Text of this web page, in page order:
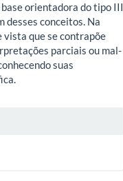
orientadora do tipo III
desses conceitos. Na
vista que se contrapõe
parciais ou mal-
suas